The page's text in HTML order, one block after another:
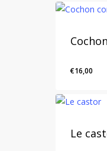
€16,00
Le